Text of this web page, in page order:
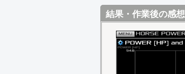
結果・作業後の感想